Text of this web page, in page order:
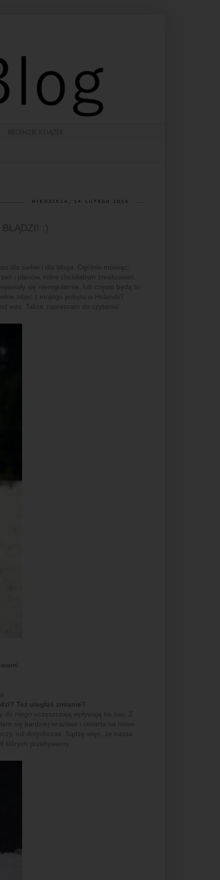
RECENZJE KSIĄŻEK
NIEDZIELA, 14 LUTEGO 2016
:)
dla siebie i dla bloga. Ogólnie mówiąc,
i planów, które chciałabym zrealizować.
się nieregularnie, lub często będą to
zdjęć z mojego pobytu w Holandii?
was. Także zapraszam do czytania!
Też uległaś zmianie?
niego uczęszczają wpływają na nas. Z
się bardziej wrażliwa i otwarta na nowe
niż dotychczas. Sądzę więc, że nasza
których przebywamy.